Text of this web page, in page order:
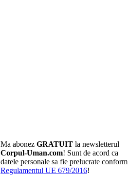
Ma abonez GRATUIT la newsletterul
Corpul-Uman.com! Sunt de acord ca
datele personale sa fie prelucrate conform
Regulamentul UE 679/2016!